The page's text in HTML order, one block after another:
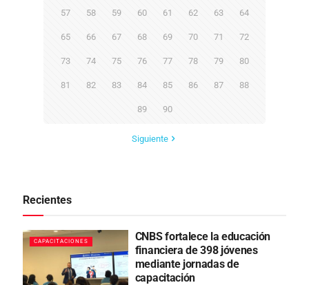
57 58 59 60 61 62 63 64
65 66 67 68 69 70 71 72
73 74 75 76 77 78 79 80
81 82 83 84 85 86 87 88
89 90
Siguiente
Recientes
CAPACITACIONES
CNBS fortalece la educación
financiera de 398 jóvenes
mediante jornadas de
capacitación